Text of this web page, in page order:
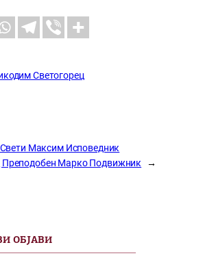
Светогорец
Максим Исповедник
Преподобен Марко Подвижник
→
ОБЈАВИ